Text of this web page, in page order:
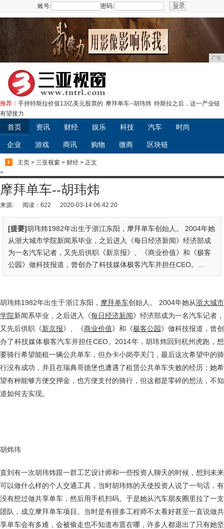
账号: 密码:
广告
推荐： 手持特斯拉价值13亿美元股票的 摩拜单车--胡玮炜 特斯拉之后，这一产业链
有望接力
首页 资讯 财经 娱乐 科技 汽车 时尚
企业 游戏 商讯 购物 微商 区块链
主页 > 三亚视窗 > 财经 > 正文
>
摩拜单车--胡玮炜
来源: 阅读：622 2020-03-14 06:42:20
[提要]胡玮炜1982年出生于浙江东阳，摩拜单车创始人。 2004年她
从浙大城市学院新闻系毕业，之后进入《每日经济新闻》经济部成
为一名汽车记者，又先后供职《新京报》、《商业价值》和《极客
公园》做科技报道，曾创办了科技媒体极客汽车并担任CEO。...
胡玮炜1982年出生于浙江东阳， 摩拜单车创始人。 2004年她从浙大城市
学院新闻系毕业，之后进入《每日经济新闻》经济部成为一名汽车记者，
又先后供职《新京报》、《商业价值》和《极客公园》做科技报道，曾创
办了科技媒体极客汽车并担任CEO。2014年，胡玮炜回到杭州虎跑，想
要骑行希望能租一辆公共单车，但办卡小岗亭关门，最后这次希望中的骑
行没有成功，并且在瑞典哥德堡也遭遇了租赁公共单车失败的经历；她希
望有种能够方便交押金，也方便支付的骑行，但这都是零碎的想法，不知
道如何去实现。
胡炜玮
直到有一次胡玮炜跟一群工艺设计师和一些投资人聊天的时候，想到未来
可以做什么样的个人交通工具，当时胡玮炜的天使投资人说了一句话，有
没有想过做共享单车，然后用手机扫码。于是她从汽车朋友圈里拉了一支
团队，成立摩拜单车项目。当时是有很多工程师不太看好甚至一直说做共
享单车会有多难，会被偷走也不知道布置在哪，许多人都退出了只有她坚